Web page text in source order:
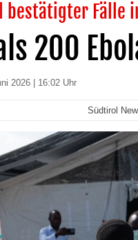
bestätigter Fälle
200
2026 | 16:02 Uhr
Südtirol